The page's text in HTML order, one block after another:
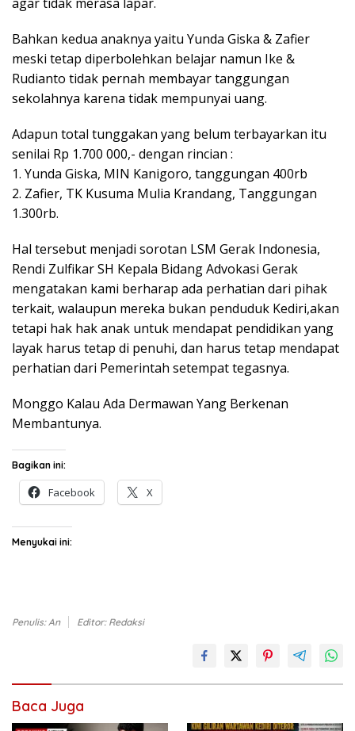
Bahkan kedua anaknya yaitu Yunda Giska & Zafier
meski tetap diperbolehkan belajar namun Ike &
Rudianto tidak pernah membayar tanggungan
sekolahnya karena tidak mempunyai uang.
Adapun total tunggakan yang belum terbayarkan itu
senilai Rp 1.700 000,- dengan rincian :
1. Yunda Giska, MIN Kanigoro, tanggungan 400rb
2. Zafier, TK Kusuma Mulia Krandang, Tanggungan
1.300rb.
Hal tersebut menjadi sorotan LSM Gerak Indonesia,
Rendi Zulfikar SH Kepala Bidang Advokasi Gerak
mengatakan kami berharap ada perhatian dari pihak
terkait, walaupun mereka bukan penduduk Kediri,akan
tetapi hak hak anak untuk mendapat pendidikan yang
layak harus tetap di penuhi, dan harus tetap mendapat
perhatian dari Pemerintah setempat tegasnya.
Monggo Kalau Ada Dermawan Yang Berkenan
Membantunya.
Bagikan ini:
Facebook X
Menyukai ini:
Penulis: An Editor: Redaksi
Baca Juga